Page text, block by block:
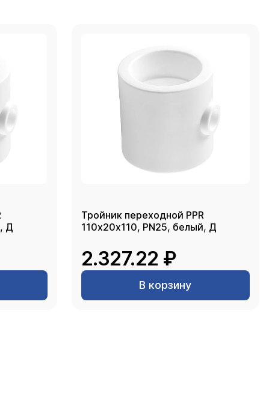
Д
Тройник переходной PPR
110х20х110, PN25, белый, Д
2.327.22 ₽
В корзину